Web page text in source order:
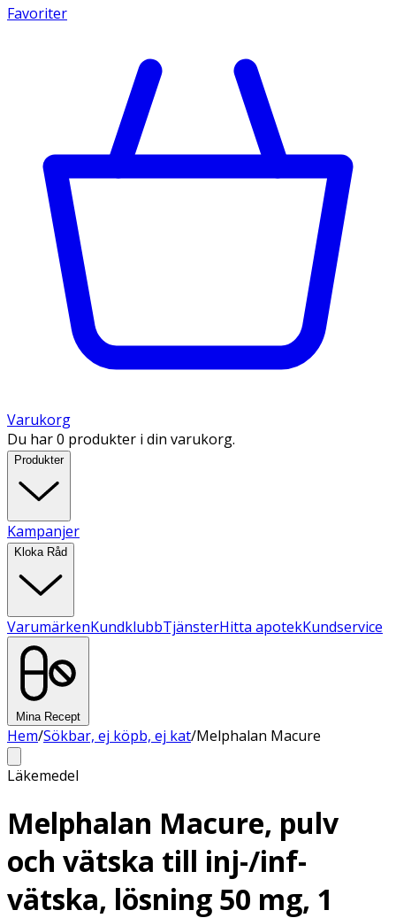
Favoriter
Varukorg
Du har 0 produkter i din varukorg.
Produkter
Kampanjer
Kloka Råd
VarumärkenKundklubbTjänsterHitta apotekKundservice
Mina Recept
Hem/Sökbar, ej köpb, ej kat/Melphalan Macure
Läkemedel
Melphalan Macure, pulv
och vätska till inj-/inf-
vätska, lösning 50 mg, 1